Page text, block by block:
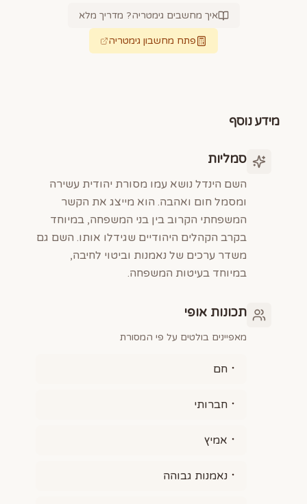
איך מחשבים גימטריה? מדריך מלא
פתח מחשבון גימטריה
מידע נוסף
סמליות
השם הינדל נושא עמו מסורת יהודית עשירה
ומסמל חום ואהבה. הוא מייצג את הקשר
המשפחתי הקרוב בין בני המשפחה, במיוחד
בקרב הקהלים היהודיים שגידלו אותו. השם גם
משדר ערכים של נאמנות וביטוי לחיבה,
במיוחד בעיטות המשפחה.
תכונות אופי
מאפיינים בולטים על פי המסורת
חם
חברותי
אמיץ
נאמנות גבוהה